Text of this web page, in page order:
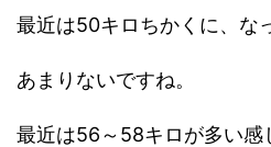
最近は50キロちかくに、な
あまりないですね。
最近は56～58キロが多い感